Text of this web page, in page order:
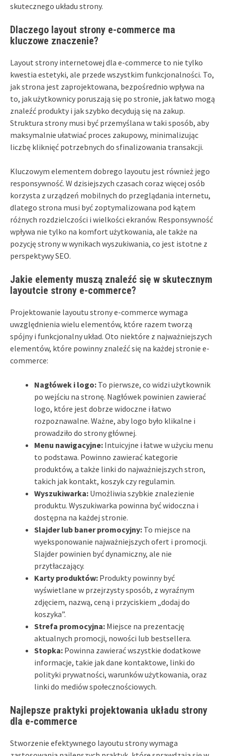
skutecznego układu strony.
Dlaczego layout strony e-commerce ma
kluczowe znaczenie?
Layout strony internetowej dla e-commerce to nie tylko
kwestia estetyki, ale przede wszystkim funkcjonalności. To,
jak strona jest zaprojektowana, bezpośrednio wpływa na
to, jak użytkownicy poruszają się po stronie, jak łatwo mogą
znaleźć produkty i jak szybko decydują się na zakup.
Struktura strony musi być przemyślana w taki sposób, aby
maksymalnie ułatwiać proces zakupowy, minimalizując
liczbę kliknięć potrzebnych do sfinalizowania transakcji.
Kluczowym elementem dobrego layoutu jest również jego
responsywność. W dzisiejszych czasach coraz więcej osób
korzysta z urządzeń mobilnych do przeglądania internetu,
dlatego strona musi być zoptymalizowana pod kątem
różnych rozdzielczości i wielkości ekranów. Responsywność
wpływa nie tylko na komfort użytkowania, ale także na
pozycję strony w wynikach wyszukiwania, co jest istotne z
perspektywy SEO.
Jakie elementy muszą znaleźć się w skutecznym
layoutcie strony e-commerce?
Projektowanie layoutu strony e-commerce wymaga
uwzględnienia wielu elementów, które razem tworzą
spójny i funkcjonalny układ. Oto niektóre z najważniejszych
elementów, które powinny znaleźć się na każdej stronie e-
commerce:
Nagłówek i logo: To pierwsze, co widzi użytkownik
po wejściu na stronę. Nagłówek powinien zawierać
logo, które jest dobrze widoczne i łatwo
rozpoznawalne. Ważne, aby logo było klikalne i
prowadziło do strony głównej.
Menu nawigacyjne: Intuicyjne i łatwe w użyciu menu
to podstawa. Powinno zawierać kategorie
produktów, a także linki do najważniejszych stron,
takich jak kontakt, koszyk czy regulamin.
Wyszukiwarka: Umożliwia szybkie znalezienie
produktu. Wyszukiwarka powinna być widoczna i
dostępna na każdej stronie.
Slajder lub baner promocyjny: To miejsce na
wyeksponowanie najważniejszych ofert i promocji.
Slajder powinien być dynamiczny, ale nie
przytłaczający.
Karty produktów: Produkty powinny być
wyświetlane w przejrzysty sposób, z wyraźnym
zdjęciem, nazwą, ceną i przyciskiem „dodaj do
koszyka”.
Strefa promocyjna: Miejsce na prezentację
aktualnych promocji, nowości lub bestsellera.
Stopka: Powinna zawierać wszystkie dodatkowe
informacje, takie jak dane kontaktowe, linki do
polityki prywatności, warunków użytkowania, oraz
linki do mediów społecznościowych.
Najlepsze praktyki projektowania układu strony
dla e-commerce
Stworzenie efektywnego layoutu strony wymaga